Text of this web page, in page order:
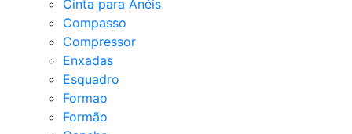
Cinta para Anéis
Compasso
Compressor
Enxadas
Esquadro
Formao
Formão